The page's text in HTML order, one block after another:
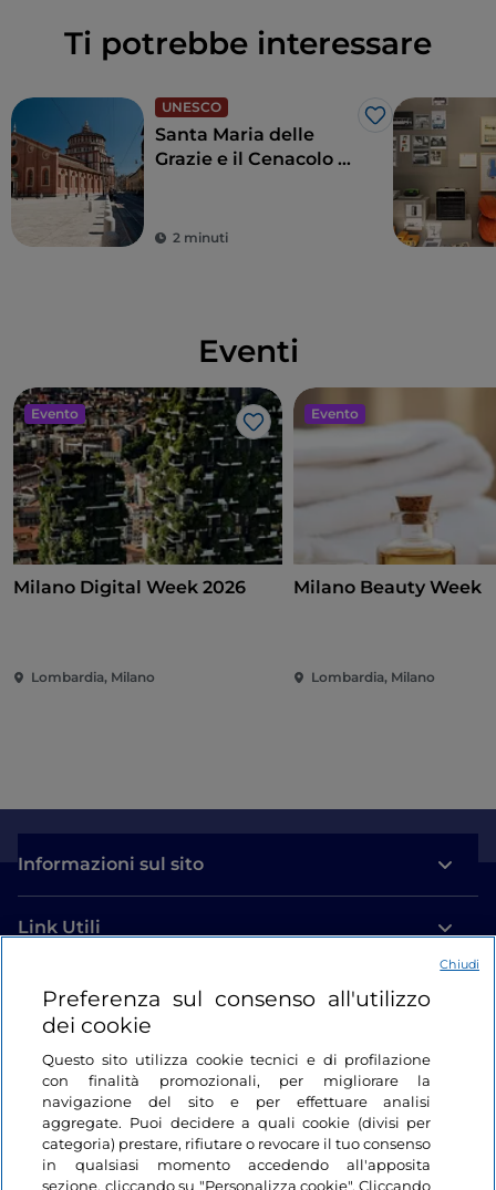
Ti potrebbe interessare
UNESCO
Like
Santa Maria delle
Grazie e il Cenacolo di
vero2 minuti
Eventi
Evento
Like
Milano Digital Week 2026
Lombardia, Milano
Evento
Milano Beauty Week
Lombardia, Milano
Informazioni sul sito
Link Utili
Login
Restiamo in contatto
Preferenza sul consenso all'utilizzo
dei cookie
Questo sito utilizza cookie tecnici e di profilazione
con finalità promozionali, per migliorare la
navigazione del sito e per effettuare analisi
aggregate. Puoi decidere a quali cookie (divisi per
categoria) prestare, rifiutare o revocare il tuo consenso
in qualsiasi momento accedendo all'apposita
sezione, cliccando su "Personalizza cookie". Cliccando
Chiudi